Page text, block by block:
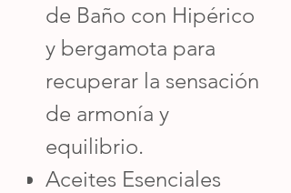
de Baño con Hipérico
y bergamota para
recuperar la sensación
de armonía y
equilibrio.
Aceites Esenciales